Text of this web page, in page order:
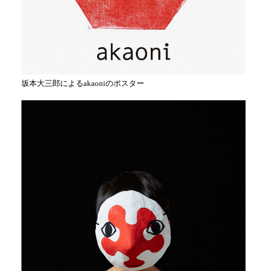
坂本大三郎によるakaoniのポスター